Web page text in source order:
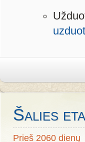
Šalies
Prieš 2060 dienų